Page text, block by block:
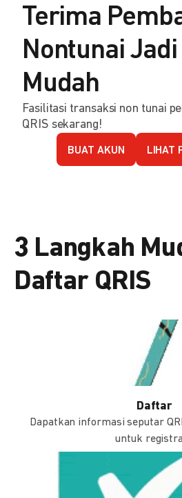
Terima
Nontunai
Mudah
Fasilitasi transaksi non tunai
QRIS sekarang!
BUAT AKUN LIHAT
3 Langkah
Daftar QRIS
Daftar
Dapatkan informasi seputar
untuk